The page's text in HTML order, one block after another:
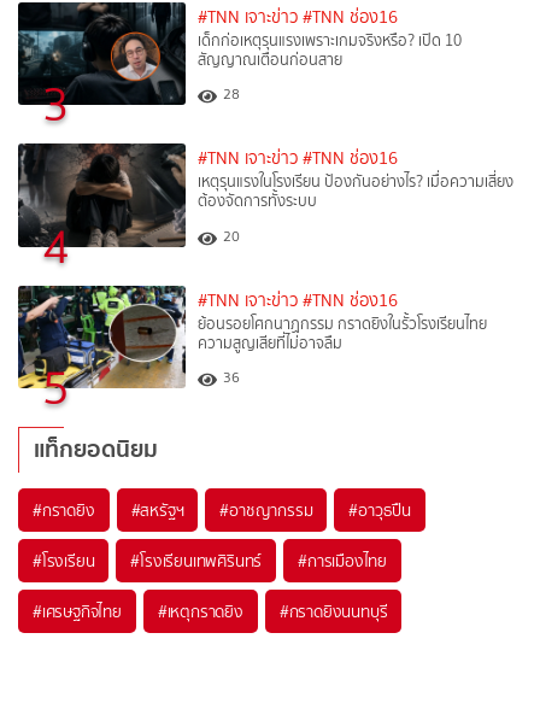
3
#TNN เจาะข่าว #TNN ช่อง16
เด็กก่อเหตุรุนแรงเพราะเกมจริงหรือ? เปิด 10
สัญญาณเตือนก่อนสาย
28
4
#TNN เจาะข่าว #TNN ช่อง16
เหตุรุนแรงในโรงเรียน ป้องกันอย่างไร? เมื่อความเสี่ยง
ต้องจัดการทั้งระบบ
20
5
#TNN เจาะข่าว #TNN ช่อง16
ย้อนรอยโศกนาฏกรรม กราดยิงในรั้วโรงเรียนไทย
ความสูญเสียที่ไม่อาจลืม
36
แท็กยอดนิยม
#กราดยิง #สหรัฐฯ #อาชญากรรม #อาวุธปืน
#โรงเรียน #โรงเรียนเทพศิรินทร์ #การเมืองไทย
#เศรษฐกิจไทย #เหตุกราดยิง #กราดยิงนนทบุรี